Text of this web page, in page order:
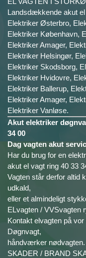
Landsdækkende akut
Elektriker Østerbro,
Elektriker København,
Elektriker Amager,
Elektriker Helsingør,
Elektriker Skodsborg,
Elektriker Hvidovre,
Elektriker Ballerup,
Elektriker Amager,
Elektriker Vanløse.
Akut elektriker
34 00
Dag vagten akut
Har du brug for en
akut el vagt ring 40 33
Vagten står derfor altid
udkald,
eller et almindeligt
ELvagten / VVSvagten
Kontakt elvagten på
Døgnvagt,
håndværker
SKADER / BRAND